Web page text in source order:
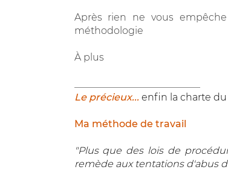
Après rien ne vous
méthodologie
À plus
Le précieux... enfin la charte
Ma méthode de travail
"Plus que des lois de
remède aux tentations d'abus